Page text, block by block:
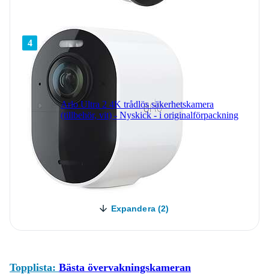
4
Arlo Ultra 2 4K trådlös säkerhetskamera
(tillbehör, vit) - Nyskick - i originalförpackning
Expandera (2)
Topplista: Bästa övervakningskameran